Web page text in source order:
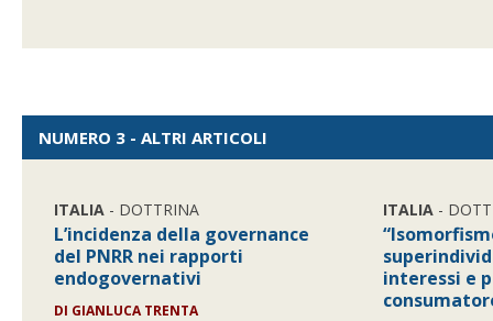
NUMERO 3 - ALTRI ARTICOLI
ITALIA - DOTTRINA
L’incidenza della governance
del PNRR nei rapporti
endogovernativi
DI GIANLUCA TRENTA
ITALIA -
interessi e